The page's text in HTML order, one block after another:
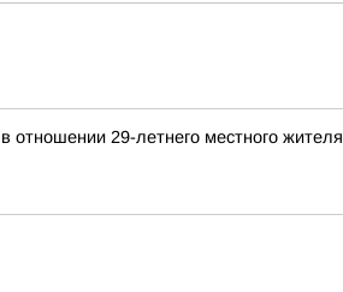
отношении 29-летнего местного жителя